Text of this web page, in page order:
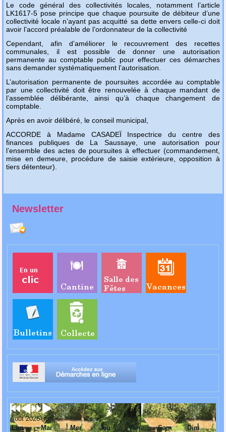
Le code général des collectivités locales, notamment l’article
LK1617-5 pose principe que chaque poursuite de débiteur d’une
collectivité locale n’ayant pas acquitté sa dette envers celle-ci doit
avoir l’accord préalable de l’ordonnateur de la collectivité
Cependant, afin d’améliorer le recouvrement des recettes
communales, il est possible de donner une autorisation
permanente au comptable public pour effectuer ces démarches
sans demander systématiquement l’autorisation.
L’autorisation permanente de poursuites accordée au comptable
par une collectivité doit être renouvelée à chaque mandant de
l’assemblée délibérante, ainsi qu’à chaque changement de
comptable.
Après en avoir délibéré, le conseil municipal,
ACCORDE à Madame CASADEÏ Inspectrice du centre des
finances publiques de La Saussaye, une autorisation pour
l’ensemble des actes de poursuites à effectuer (commandement,
mise en demeure, procédure de saisie extérieure, opposition à
tiers détenteur).
Newsletter
Août 2026
Lun
Mar Mer Jeu Ven Sam Dim